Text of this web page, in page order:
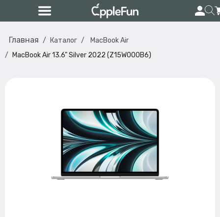
Главная Каталог
MacBook Air
MacBook Air 13.6" Silver 2022 (Z15W000B6)